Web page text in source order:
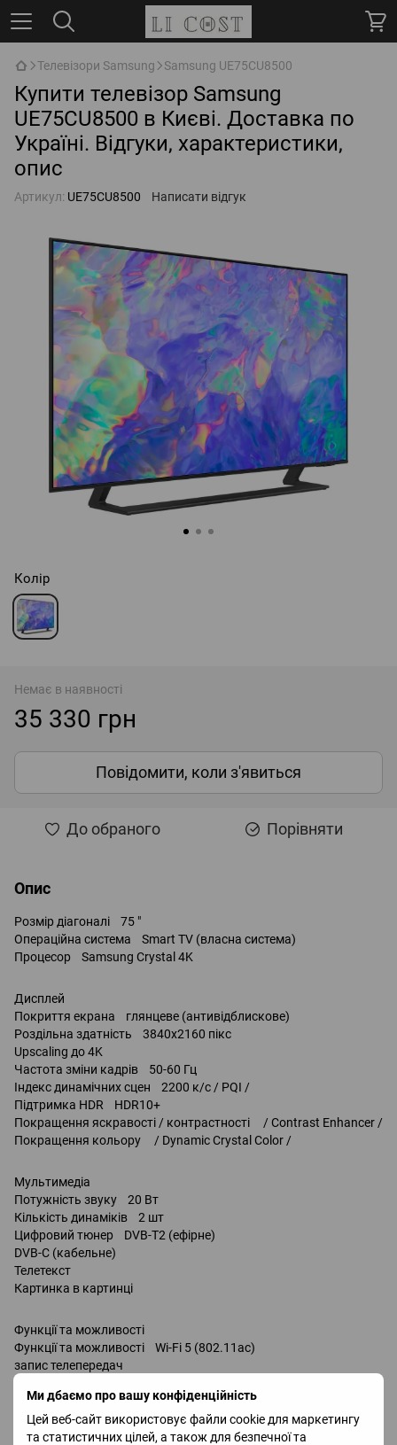
Ми дбаємо про вашу конфіденційність
Цей веб-сайт використовує файли cookie для маркетингу
та статистичних цілей, а також для безпечної та
Телевізори Samsung Samsung UE75CU8500
Купити телевізор Samsung
UE75CU8500 в Києві. Доставка по
Україні. Відгуки, характеристики,
опис
Артикул: UE75CU8500 Написати відгук
Колір
Немає в наявності
35 330 грн
Повідомити, коли з'явиться
До обраного Порівняти
Опис
Розмір діагоналі 75 "
Операційна система Smart TV (власна система)
Процесор Samsung Crystal 4K
Дисплей
Покриття екрана глянцеве (антивідблискове)
Роздільна здатність 3840x2160 пікс
Upscaling до 4K
Частота зміни кадрів 50-60 Гц
Індекс динамічних сцен 2200 к/с / PQI /
Підтримка HDR HDR10+
Покращення яскравості / контрастності / Contrast Enhancer /
Покращення кольору / Dynamic Crystal Color /
Мультимедіа
Потужність звуку 20 Вт
Кількість динаміків 2 шт
Цифровий тюнер DVB-T2 (ефірне)
DVB-C (кабельне)
Телетекст
Картинка в картинці
Функції та можливості
Функції та можливості Wi-Fi 5 (802.11ac)
запис телепередач
Bluetooth v 5.2
підтримка DLNA
керування голосом